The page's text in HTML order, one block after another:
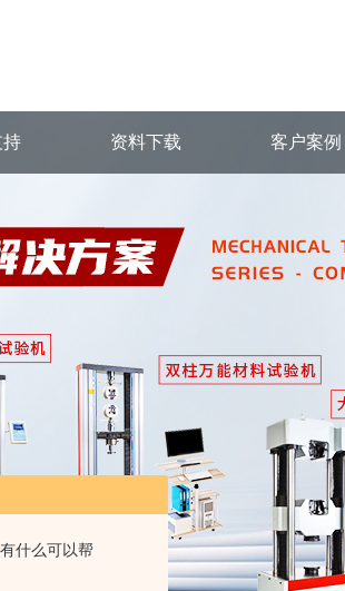
什么可以帮
持 资料下载 客户案例